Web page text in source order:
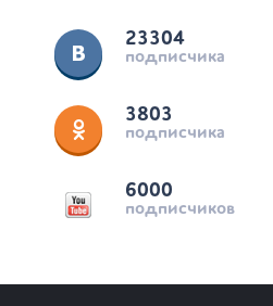
23304
подписчика
3803
подписчика
6000
подписчиков